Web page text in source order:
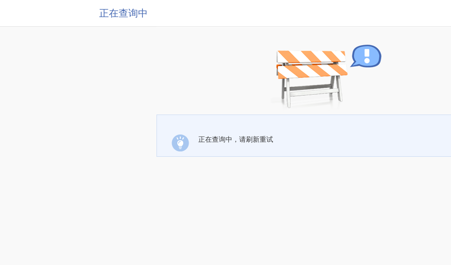
正在查询中
正在查询中，请刷新重试